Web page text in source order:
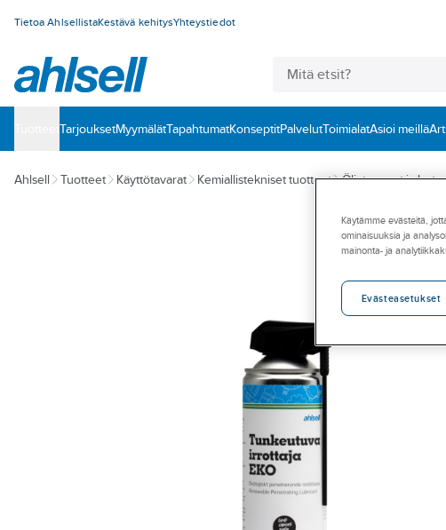
Tietoa AhlsellistaKestävä kehitysYhteystiedot
‎TarjouksetMyymälätTapahtumatKonseptitPalvelutToimialatAsioi meillä
Ahlsell Tuotteet Käyttötavarat Kemiallistekniset tuotteet Öljyt, rasvat ja
Käytämme evästeitä,
ominaisuuksia ja
mainonta- ja
Evästeasetukset